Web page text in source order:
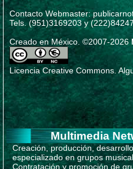
Contacto Webmaster:
Tels. (951)3169203 y
Creado en México. ©2007-2026
Licencia Creative Commons.
Multimedia
Creación, producción,
especializado en grupos
Contratación y promoción de